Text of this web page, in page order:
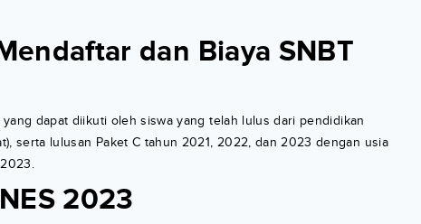
dan Biaya SNBT
yang dapat diikuti oleh siswa yang telah lulus dari pendidikan
serta lulusan Paket C tahun 2021, 2022, dan 2023 dengan usia
2023